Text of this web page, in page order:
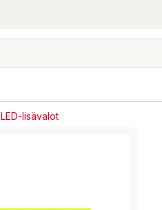
LED-lisävalot